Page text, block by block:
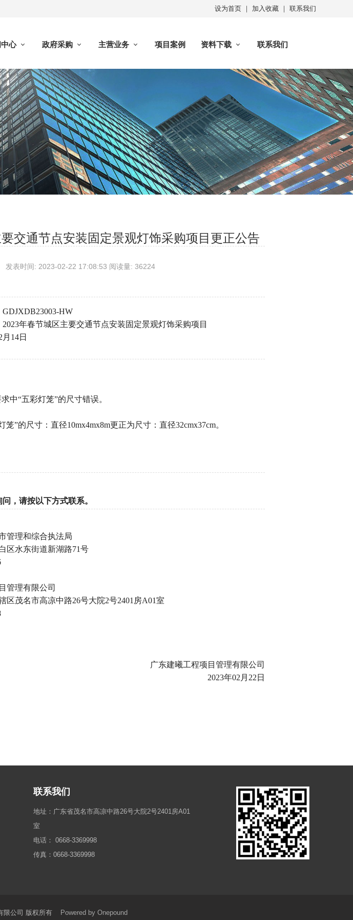
设为首页 ｜ 加入收藏 ｜ 联系我们
心 政府采购 主营业务 项目案例 资料下载 联系我们
交通节点安装固定景观灯饰采购项目更正公告
发表时间: 2023-02-22 17:08:53 阅读量: 36224
GDJXDB23003-HW
2023年春节城区主要交通节点安装固定景观灯饰采购项目
月14日
中“五彩灯笼”的尺寸错误。
笼”的尺寸：直径10mx4mx8m更正为尺寸：直径32cmx37cm。
，请按以下方式联系。
管理和综合执法局
区水东街道新湖路71号
管理有限公司
区茂名市高凉中路26号大院2号2401房A01室
广东建曦工程项目管理有限公司
2023年02月22日
联系我们
地址：广东省茂名市高凉中路26号大院2号2401房A01
室
电话： 0668-3369998
传真：0668-3369998
限公司 版权所有 Powered by Onepound